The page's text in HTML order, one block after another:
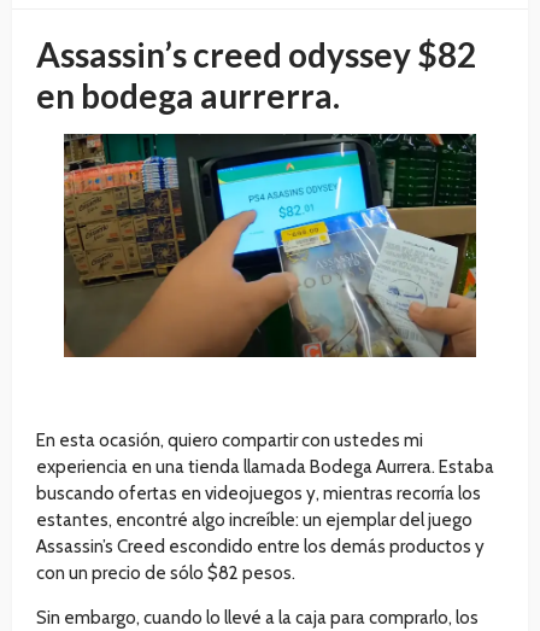
Assassin’s creed odyssey $82
en bodega aurrerra.
En esta ocasión, quiero compartir con ustedes mi
experiencia en una tienda llamada Bodega Aurrera. Estaba
buscando ofertas en videojuegos y, mientras recorría los
estantes, encontré algo increíble: un ejemplar del juego
Assassin’s Creed escondido entre los demás productos y
con un precio de sólo $82 pesos.
Sin embargo, cuando lo llevé a la caja para comprarlo, los